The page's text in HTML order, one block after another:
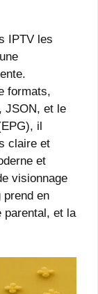
IPTV les
formats,
JSON, et le
il
claire et
et
visionnage
prend en
parental, et la